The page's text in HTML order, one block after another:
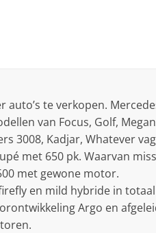
auto’s te verkopen.
van Focus, Golf,
3008, Kadjar, Whatever
met 650 pk. Waarvan
met gewone motor.
en mild hybride in
Argo en